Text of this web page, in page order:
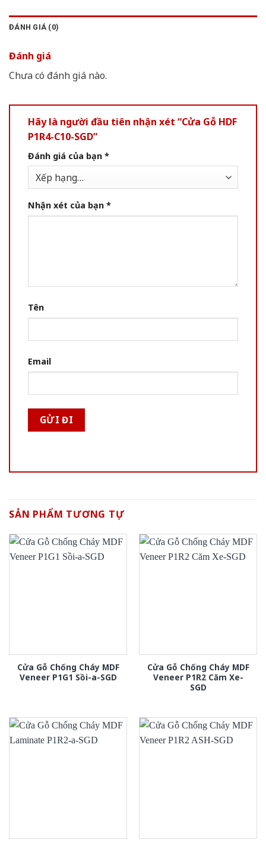
ĐÁNH GIÁ (0)
Đánh giá
Chưa có đánh giá nào.
Hãy là người đầu tiên nhận xét “Cửa Gỗ HDF
P1R4-C10-SGD”
Đánh giá của bạn *
Nhận xét của bạn *
Tên
Email
SẢN PHẨM TƯƠNG TỰ
Cửa Gỗ Chống Cháy MDF
Veneer P1G1 Sồi-a-SGD
Cửa Gỗ Chống Cháy MDF
Veneer P1R2 Căm Xe-
SGD